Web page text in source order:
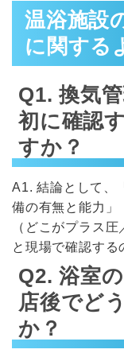
温浴施設
に関する
Q1. 換気
初に確認
すか？
A1. 結論として、
備の有無と能力」
（どこがプラス
と現場で確認する
Q2. 浴室
店後でど
か？